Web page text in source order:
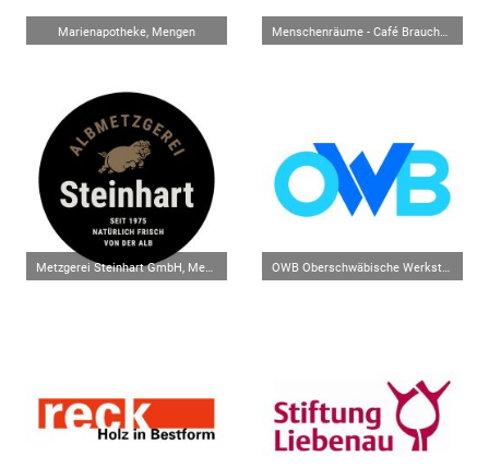
Marienapotheke, Mengen Menschenräume - Café Brauchbar, Mengen
Metzgerei Steinhart GmbH, Mengen OWB Oberschwäbische Werkstätten gem. GmbH, Mengen